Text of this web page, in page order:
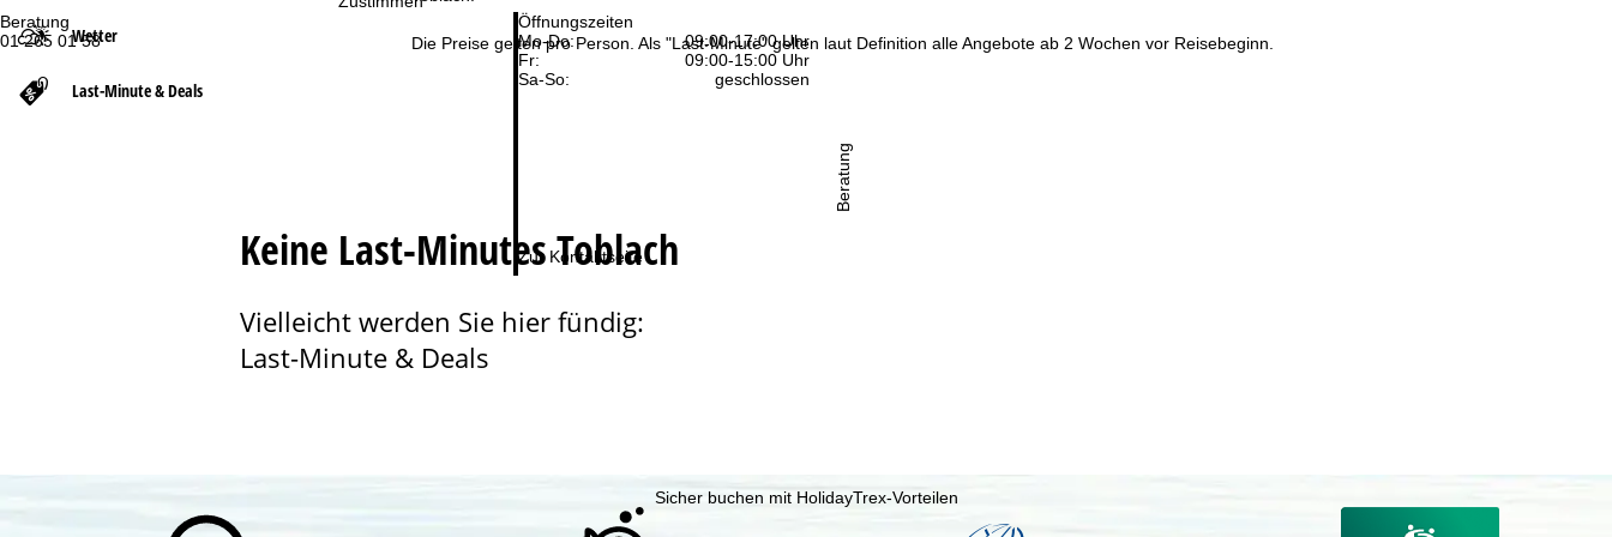
Beratung
01 265 01 58
Öffnungszeiten
Mo-Do:
09:00-17:00 Uhr
Fr:
09:00-15:00 Uhr
Sa-So:
geschlossen
Zur Kontaktseite
Beratung
Wetter
Last-Minute & Deals
t
t
Die Preise gelten pro Person. Als "Last-Minute" gelten laut Definition alle Angebote ab 2 Wochen vor Reisebeginn.
Keine Last-Minutes Toblach
Vielleicht werden Sie hier fündig:
Last-Minute & Deals
Sicher buchen mit HolidayTrex-Vorteilen